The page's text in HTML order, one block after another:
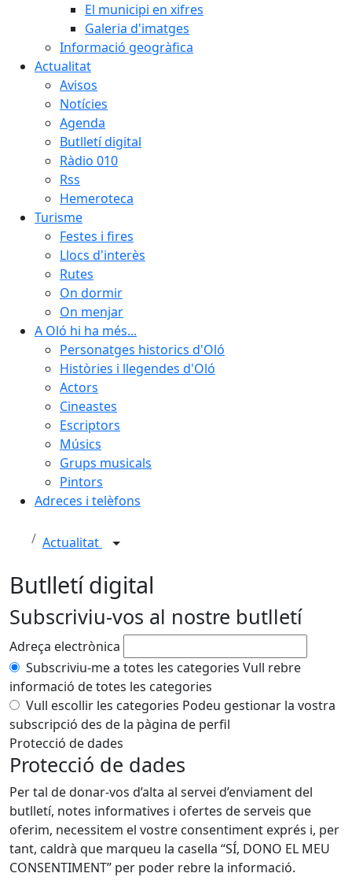
El municipi en xifres
Galeria d'imatges
Informació geogràfica
Actualitat
Avisos
Notícies
Agenda
Butlletí digital
Ràdio 010
Rss
Hemeroteca
Turisme
Festes i fires
Llocs d'interès
Rutes
On dormir
On menjar
A Oló hi ha més...
Personatges historics d'Oló
Històries i llegendes d'Oló
Actors
Cineastes
Escriptors
Músics
Grups musicals
Pintors
Adreces i telèfons
Actualitat
Butlletí digital
Subscriviu-vos al nostre butlletí
Adreça electrònica
Subscriviu-me a totes les categories Vull rebre
informació de totes les categories
Vull escollir les categories Podeu gestionar la vostra
subscripció des de la pàgina de perfil
Protecció de dades
Protecció de dades
Per tal de donar-vos d’alta al servei d’enviament del
butlletí, notes informatives i ofertes de serveis que
oferim, necessitem el vostre consentiment exprés i, per
tant, caldrà que marqueu la casella “SÍ, DONO EL MEU
CONSENTIMENT” per poder rebre la informació.